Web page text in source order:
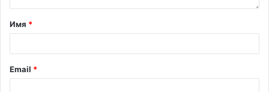
Имя *
Email *